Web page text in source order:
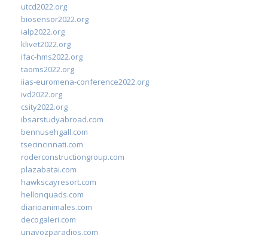
utcd2022.org
biosensor2022.org
ialp2022.org
klivet2022.org
ifac-hms2022.org
taoms2022.org
iias-euromena-conference2022.org
ivd2022.org
csity2022.org
ibsarstudyabroad.com
bennusehgall.com
tsecincinnati.com
roderconstructiongroup.com
plazabatai.com
hawkscayresort.com
hellonquads.com
diarioanimales.com
decogaleri.com
unavozparadios.com